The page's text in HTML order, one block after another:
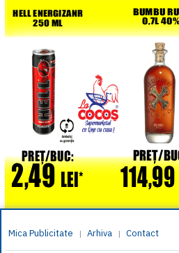
Mica Publicitate | Arhiva | Contact